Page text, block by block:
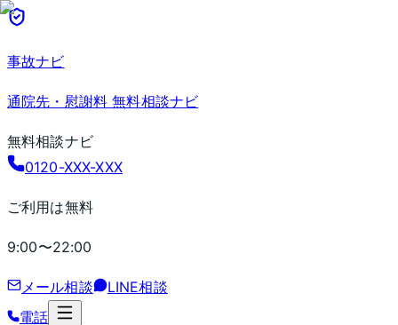
事故ナビ
通院先・慰謝料 無料相談ナビ
無料相談ナビ
0120-XXX-XXX
ご利用は無料
9:00〜22:00
メール相談
LINE相談
電話